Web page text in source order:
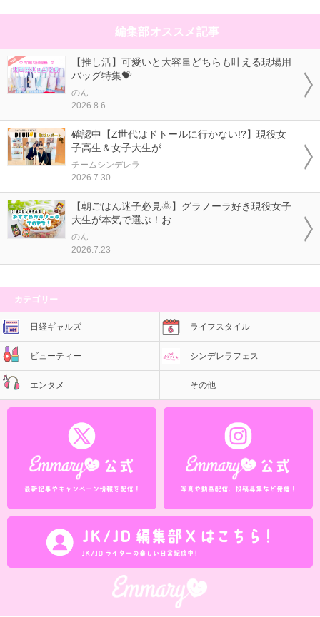
編集部オススメ記事
【推し活】可愛いと大容量どちらも叶える現場用
バッグ特集💝
のん
2026.8.6
確認中【Z世代はドトールに行かない!?】現役女
子高生＆女子大生が...
チームシンデレラ
2026.7.30
【朝ごはん迷子必見🌞】グラノーラ好き現役女子
大生が本気で選ぶ！お...
のん
2026.7.23
カテゴリー
日経ギャルズ ライフスタイル
ビューティー シンデレラフェス
エンタメ その他